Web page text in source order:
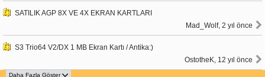
SATILIK AGP 8X VE 4X EKRAN KARTLARI
Mad_Wolf, 2 yıl önce
S3 Trio64 V2/DX 1 MB Ekran Kartı / Antika:)
OstotheK, 12 yıl önce